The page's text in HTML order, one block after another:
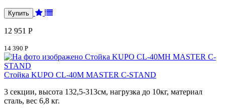
12 951 Р
14 390 Р
Стойка KUPO CL-40M MASTER C-STAND
3 секции, высота 132,5-313см, нагрузка до 10кг, материал
сталь, вес 6,8 кг.